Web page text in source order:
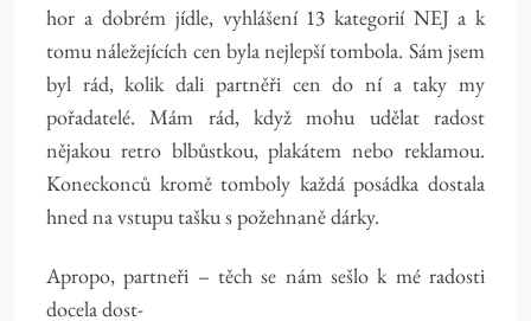
hor a dobrém jídle, vyhlášení 13 kategorií NEJ a k
tomu náležejících cen byla nejlepší tombola. Sám jsem
byl rád, kolik dali partněři cen do ní a taky my
pořadatelé. Mám rád, když mohu udělat radost
nějakou retro blbůstkou, plakátem nebo reklamou.
Koneckonců kromě tomboly každá posádka dostala
hned na vstupu tašku s požehnaně dárky.
Apropo, partneři – těch se nám sešlo k mé radosti
docela dost-